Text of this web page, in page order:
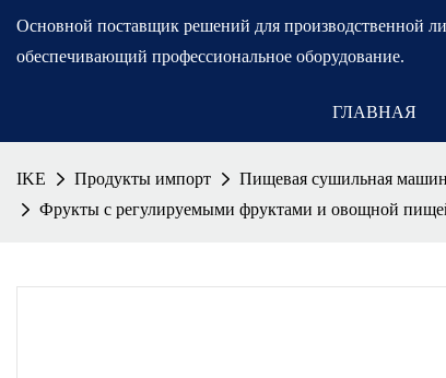
Основной поставщик решений для производственной
обеспечивающий профессиональное оборудование.
ГЛАВНАЯ
IKE Продукты импорт Пищевая сушильная
Фрукты с регулируемыми фруктами и овощной